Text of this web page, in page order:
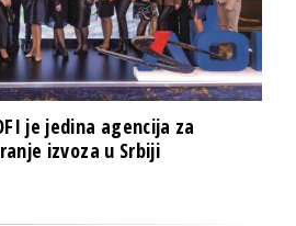
je jedina agencija za
izvoza u Srbiji